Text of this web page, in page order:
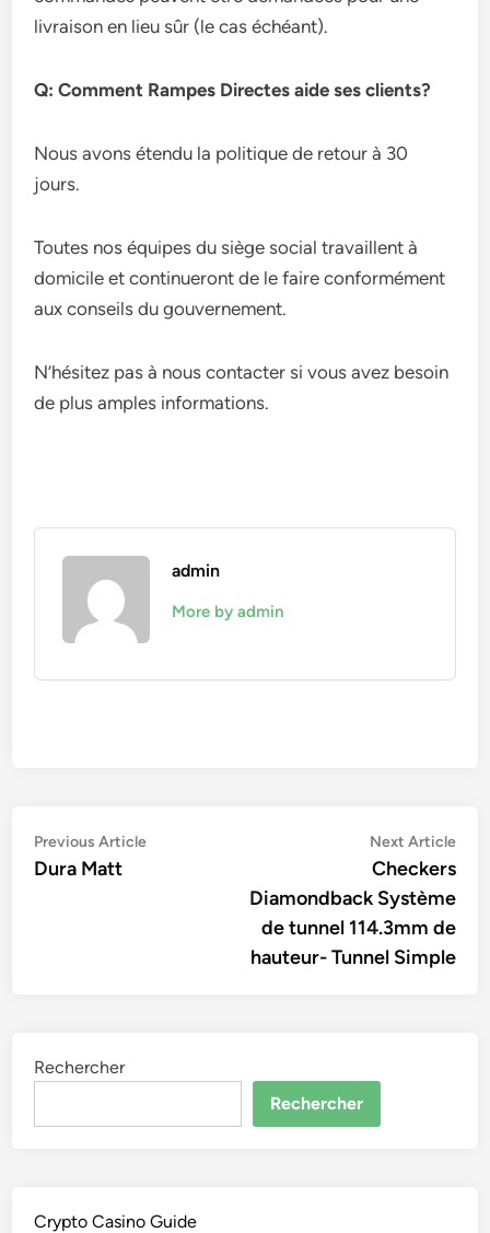
livraison en lieu sûr (le cas échéant).
Q: Comment Rampes Directes aide ses clients?
Nous avons étendu la politique de retour à 30
jours.
Toutes nos équipes du siège social travaillent à
domicile et continueront de le faire conformément
aux conseils du gouvernement.
N’hésitez pas à nous contacter si vous avez besoin
de plus amples informations.
admin
More by admin
Navigation
de
Previous ArticlePrevious
Dura Matt
Next Article
Checkers
Diamondback Système
de tunnel 114.3mm de
hauteur- Tunnel Simple
Rechercher
Rechercher
Crypto Casino Guide